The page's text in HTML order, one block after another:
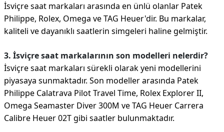
İsviçre saat markaları arasında en ünlü olanlar Patek
Philippe, Rolex, Omega ve TAG Heuer'dir. Bu markalar,
kaliteli ve dayanıklı saatlerin simgeleri haline gelmiştir.
3. İsviçre saat markalarının son modelleri nelerdir?
İsviçre saat markaları sürekli olarak yeni modellerini
piyasaya sunmaktadır. Son modeller arasında Patek
Philippe Calatrava Pilot Travel Time, Rolex Explorer II,
Omega Seamaster Diver 300M ve TAG Heuer Carrera
Calibre Heuer 02T gibi saatler bulunmaktadır.